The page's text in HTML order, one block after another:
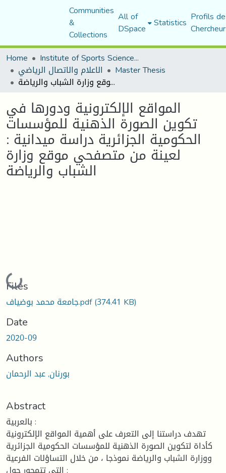
Communities
&
Collections
All of
DSpace Statistics Profils
Home
Institute of Sports Sciences and Techniques
الاعلام والاتصال الرياضي Master Thesis
المواقع الإلكترونية ودورها في تكوين الصورة الذهنية للمؤسسات الحكومية الجزائرية دراسة ميدانية : لعينة من متصفحي موقع وزارة الشباب والرياضة
المواقع الإلكترونية ودورها في
تكوين الصورة الذهنية للمؤسسات
الحكومية الجزائرية دراسة ميدانية :
لعينة من متصفحي موقع وزارة
الشباب والرياضة
Files
جامعة محمد بوضياف.pdf(374.41 KB)
Date
2020-09
Authors
بورنان, عبد الرحمان
Abstract
بالعربية :
تهدف دراستنا إلى التعرف على أهمية المواقع الإلكترونية
كأداة لتكوين الصورة الذهنية للمؤسسات الحكومية الجزائرية
ووزارة الشباب والرياضة نموذجا ، من خلال التساؤلات الفرعية